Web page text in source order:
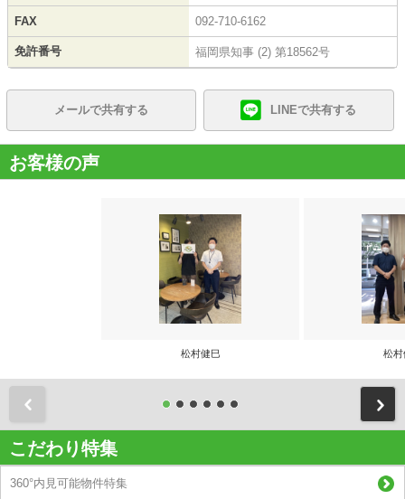
FAX 092-710-6162
免許番号 福岡県知事 (2) 第18562号
メールで共有する LINEで共有する
お客様の声
松村健巳 松村
こだわり特集
360°内見可能物件特集